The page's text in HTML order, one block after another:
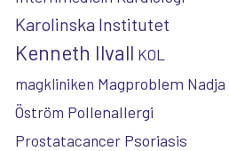
Karolinska Institutet
Kenneth Ilvall KOL
magkliniken Magproblem Nadja
Öström Pollenallergi
Prostatacancer Psoriasis